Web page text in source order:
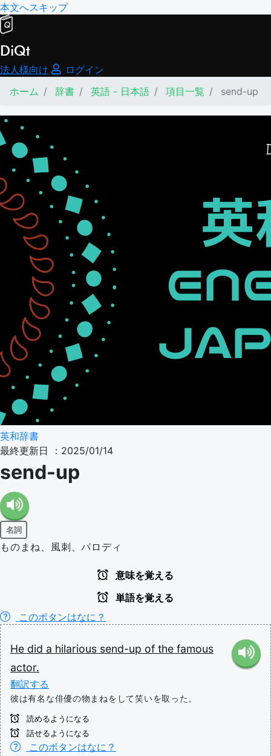
本文へスキップ
DiQt
法人様向け
ログイン
ホーム
辞書 英語 - 日本語 項目一覧 send-up
英和辞書
最終更新日 ：2025/01/14
send-up
名詞
ものまね、風刺、パロディ
意味を覚える
単語を覚える
このボタンはなに？
He did a hilarious send-up of the famous
actor.
翻訳する
彼は有名な俳優の物まねをして笑いを取った。
読めるようになる
話せるようになる
このボタンはなに？